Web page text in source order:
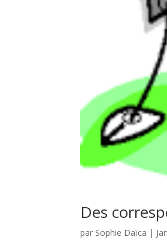
Des
par Sophie Daïca |